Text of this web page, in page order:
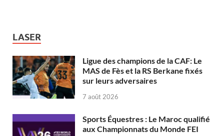
LASER
Ligue des champions de la CAF: Le
MAS de Fès et la RS Berkane fixés
sur leurs adversaires
7 août 2026
Sports Équestres : Le Maroc qualifié
aux Championnats du Monde FEI